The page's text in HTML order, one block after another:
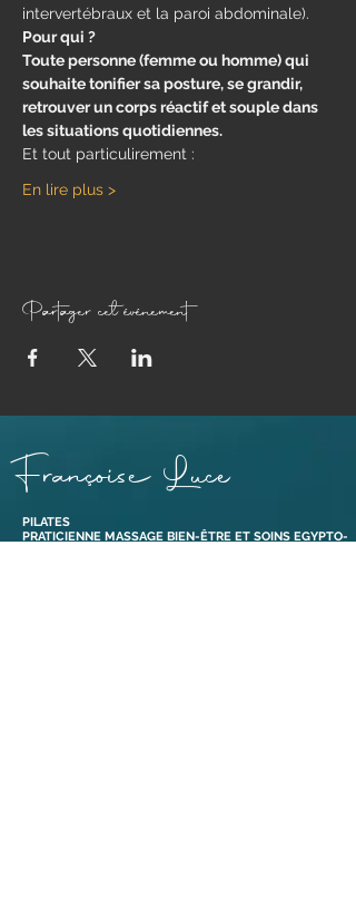
intervertébraux et la paroi abdominale).
Pour qui ?
Toute personne (femme ou homme) qui
souhaite tonifier sa posture, se grandir,
retrouver un corps réactif et souple dans
les situations quotidiennes.
Et tout particulirement :
En lire plus >
Partager cet événement
Françoise Luce
PILATES
PRATICIENNE MASSAGE BIEN-ÊTRE ET SOINS EGYPTO-